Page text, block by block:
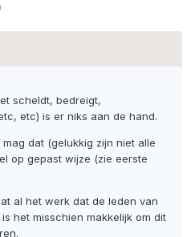
scheldt, bedreigt,
etc) is er niks aan de hand.
dat (gelukkig zijn niet alle
op gepast wijze (zie eerste
al het werk dat de leden van
het misschien makkelijk om dit